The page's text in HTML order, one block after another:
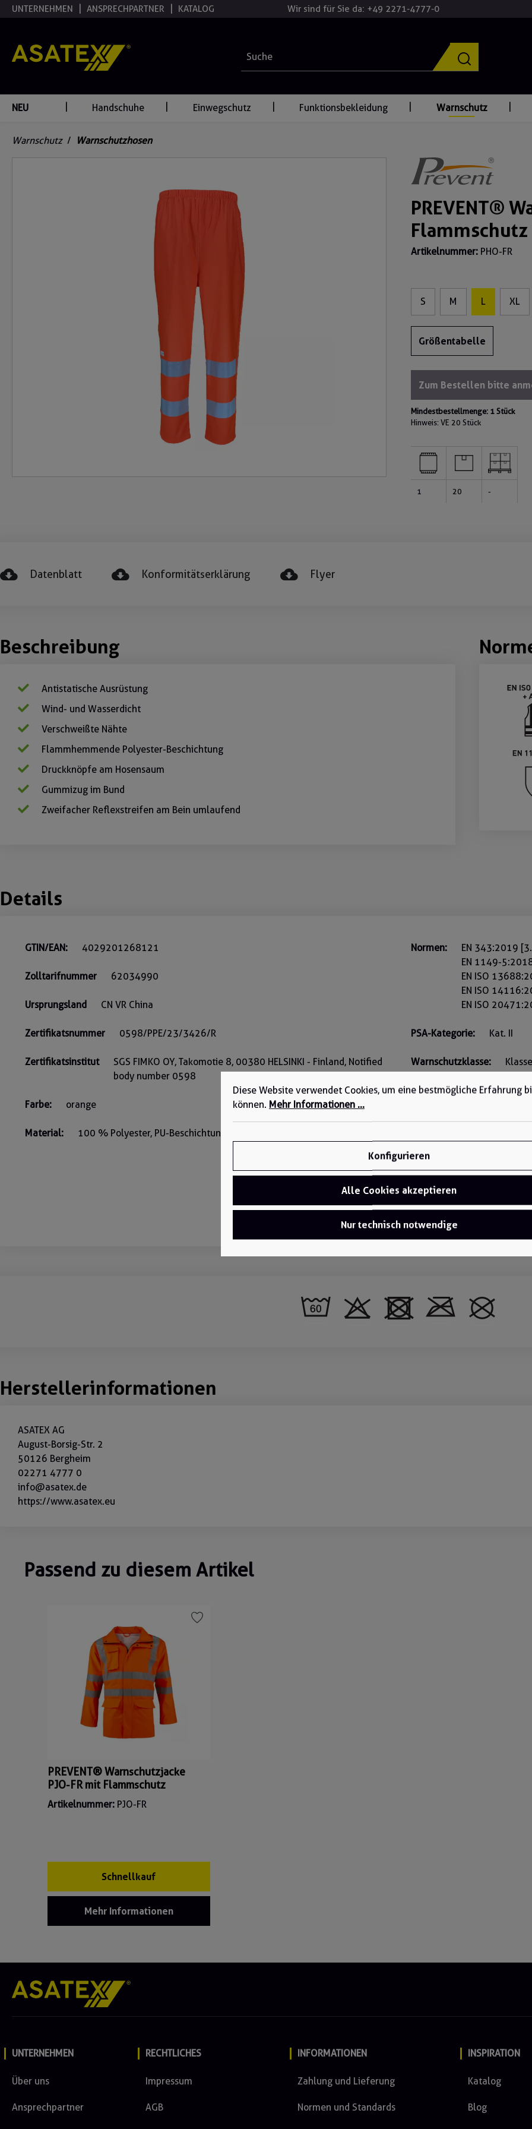
Zur Hauptnavigation springen
UNTERNEHMEN ANSPRECHPARTNER KATALOG Wir sind für Sie da: +49 2271-4777-0
NEU Handschuhe Einwegschutz Funktionsbekleidung Warnschutz
Warnschutz / Warnschutzhosen
PREVENT®
Flammschutz
Artikelnummer: PHO-FR
S M L XL
Größentabelle
Zum Bestellen bitte
Mindestbestellmenge: 1 Stück
Hinweis: VE 20 Stück
1 20 -
Datenblatt Konformitätserklärung Flyer
Beschreibung
Antistatische Ausrüstung
Wind- und Wasserdicht
Verschweißte Nähte
Flammhemmende Polyester-Beschichtung
Druckknöpfe am Hosensaum
Gummizug im Bund
Zweifacher Reflexstreifen am Bein umlaufend
Details
GTIN/EAN: 4029201268121
Zolltarifnummer 62034990
Ursprungsland CN VR China
Zertifikatsnummer 0598/PPE/23/3426/R
Zertifikatsinstitut
SGS FIMKO OY, Takomotie 8, 00380 HELSINKI - Finland, Notified
body number 0598
Farbe: orange
Material: 100 % Polyester, PU-Beschichtung
Normen:
EN 343:2019
EN 1149-
EN ISO
EN ISO
EN ISO
PSA-Kategorie: Kat. II
Warnschutzklasse:
eClass 12.0: 40-01-08-
Breite (Karton): 580 mm
Höhe (Karton): 280 mm
Herstellerinformationen
ASATEX AG
August-Borsig-Str. 2
50126 Bergheim
02271 4777 0
info@asatex.de
https://www.asatex.eu
Passend zu diesem Artikel
PREVENT® Warnschutzjacke
PJO-FR mit Flammschutz
Artikelnummer: PJO-FR
Schnellkauf
Mehr Informationen
UNTERNEHMEN
Über uns
Ansprechpartner
RECHTLICHES
Impressum
AGB
INFORMATIONEN
Zahlung und Lieferung
Normen und Standards
INSPIRATION
Katalog
Blog
Diese Website verwendet Cookies, um eine bestmögliche Erfahrung
können. Mehr Informationen ...
Konfigurieren
Alle Cookies akzeptieren
Nur technisch notwendige